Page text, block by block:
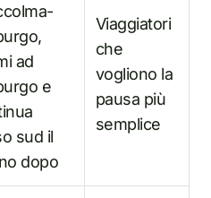
ad
e
sud il
dopo
Viaggiatori
che
vogliono la
pausa più
semplice